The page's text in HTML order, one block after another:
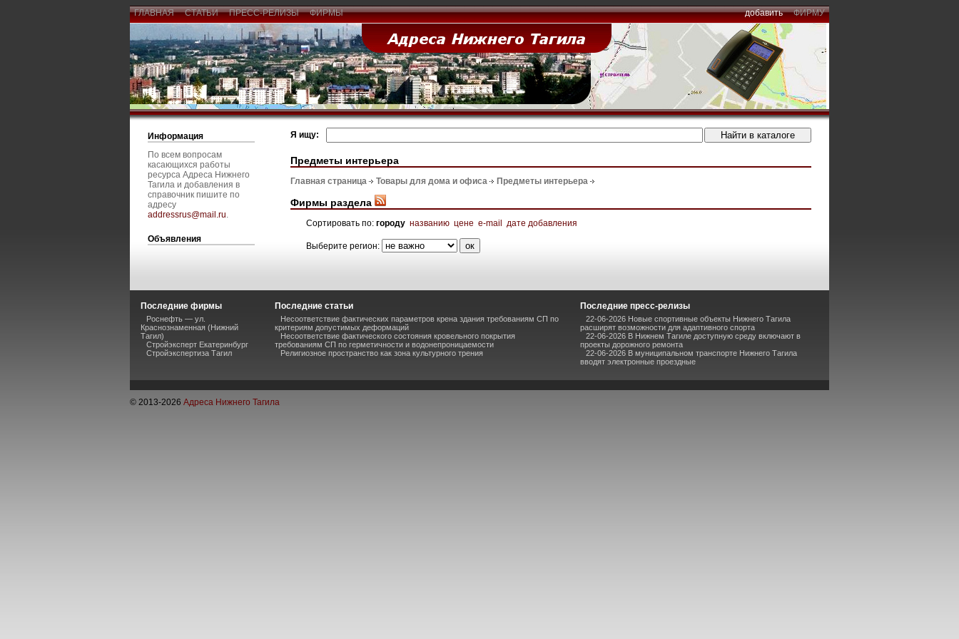
ГЛАВНАЯ СТАТЬИ ПРЕСС-РЕЛИЗЫ ФИРМЫ добавить ФИРМУ
Информация
По всем вопросам
касающихся работы
ресурса Адреса Нижнего
Тагила и добавления в
справочник пишите по
адресу
addressrus@mail.ru.
Объявления
Я ищу:
Предметы интерьера
Главная страница Товары для дома и офиса Предметы интерьера
Фирмы раздела
Сортировать по: городу названию цене e-mail дате добавления
Выберите регион:
Последние фирмы
Роснефть — ул.
Краснознаменная (Нижний
Тагил)
Стройэксперт Екатеринбург
Стройэкспертиза Тагил
Последние статьи
Несоответствие фактических параметров крена здания требованиям СП по
критериям допустимых деформаций
Несоответствие фактического состояния кровельного покрытия
требованиям СП по герметичности и водонепроницаемости
Религиозное пространство как зона культурного трения
Последние пресс-релизы
22-06-2026 Новые спортивные объекты Нижнего Тагила
расширят возможности для адаптивного спорта
22-06-2026 В Нижнем Тагиле доступную среду включают в
проекты дорожного ремонта
22-06-2026 В муниципальном транспорте Нижнего Тагила
вводят электронные проездные
© 2013-2026 Адреса Нижнего Тагила